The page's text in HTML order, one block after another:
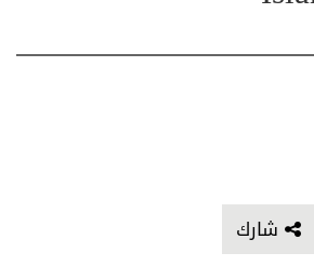
شارك